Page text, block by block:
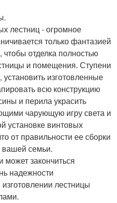
лестниц - огромное
только фантазией
чтобы отделка полностью
и помещения. Ступени
изготовленные
всю конструкцию
и перила украсить
чарующую игру света и
установке винтовых
от правильности ее сборки
вашей семьи.
закончиться
надежности
лестницы